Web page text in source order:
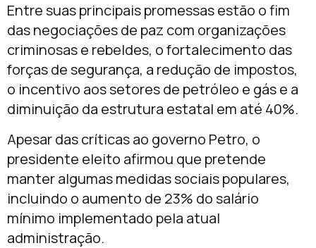
Entre suas principais promessas estão o fim
das negociações de paz com organizações
criminosas e rebeldes, o fortalecimento das
forças de segurança, a redução de impostos,
o incentivo aos setores de petróleo e gás e a
diminuição da estrutura estatal em até 40%.
Apesar das críticas ao governo Petro, o
presidente eleito afirmou que pretende
manter algumas medidas sociais populares,
incluindo o aumento de 23% do salário
mínimo implementado pela atual
administração.